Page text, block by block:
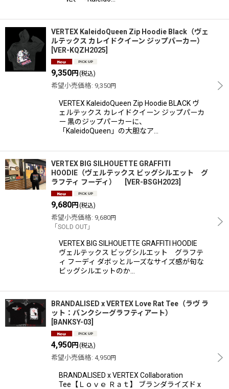
VERTEX KaleidoQueen Zip Hoodie Black（ヴェ
ルテックス カレイドクイーン ジップパーカー）
VER-KQZH2025
9,350円 (税込)
希望小売価格: 9,350円
VERTEX KaleidoQueen Zip Hoodie BLACK ヴ
ェルテックス カレイドクイーン ジップパーカ
ー 黒のジップパーカーに、
「KaleidoQueen」の大胆なア…
VERTEX BIG SILHOUETTE GRAFFITI
HOODIE（ヴェルテックス ビッグシルエット グ
ラフティ フーディ）
VER-BSGH2023
9,680円 (税込)
希望小売価格: 9,680円
「SOLD OUT」
VERTEX BIG SILHOUETTE GRAFFITI HOODIE
ヴェルテックス ビッグシルエット グラフテ
ィ フーディ ダボッとルーズなサイズ感が旬な
ビッグシルエットのか…
BRANDALISED x VERTEX Love Rat Tee（ラヴ ラ
ット：バンクシーグラフティアート）
BANKSY-03
4,950円 (税込)
希望小売価格: 4,950円
BRANDALISED x VERTEX Collaboration
Tee【Ｌｏｖｅ Ｒａｔ】 ブランダライズド x